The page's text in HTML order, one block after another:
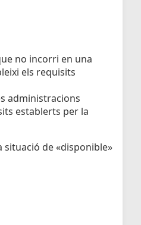
no incorri en una
els requisits
administracions
establerts per la
de «disponible»